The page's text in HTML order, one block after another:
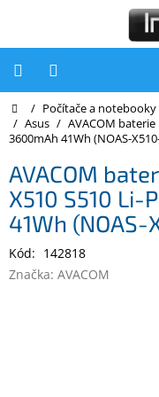
Počítače
Počítače
Notebooky
Tiskárny
Domů
/ Počítače a notebooky
/ Asus / AVACOM baterie
3600mAh 41Wh (NOAS-
AVACOM
X510 S510 Li-
41Wh (NOAS-
Kód: 142818
Značka: AVACOM